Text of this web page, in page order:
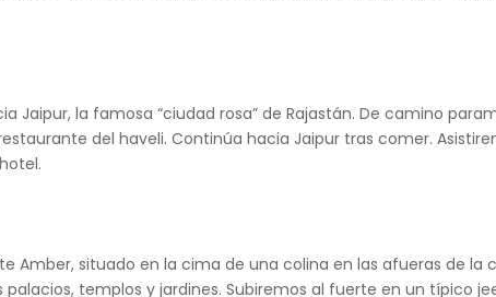
la famosa “ciudad rosa” de Rajastán. De camino
del haveli. Continúa hacia Jaipur tras comer.
Amber, situado en la cima de una colina en las afueras de la
templos y jardines. Subiremos al fuerte en un típico